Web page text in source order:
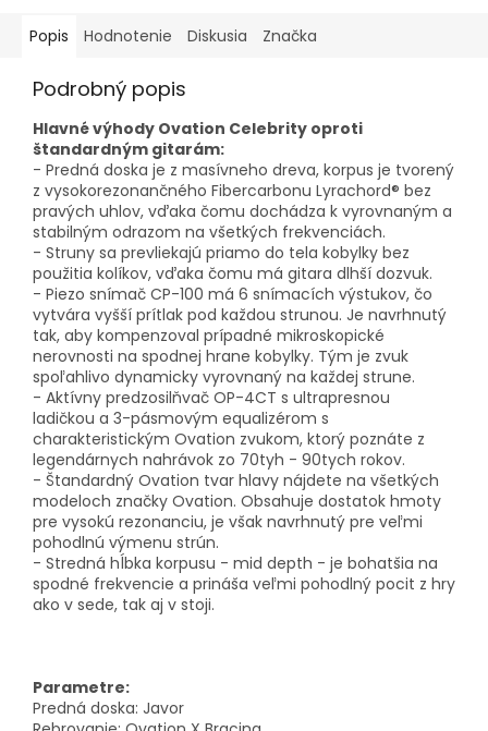
Popis Hodnotenie Diskusia Značka
Podrobný popis
Hlavné výhody Ovation Celebrity oproti
štandardným gitarám:
- Predná doska je z masívneho dreva, korpus je tvorený
z vysokorezonančného Fibercarbonu Lyrachord® bez
pravých uhlov, vďaka čomu dochádza k vyrovnaným a
stabilným odrazom na všetkých frekvenciách.
- Struny sa prevliekajú priamo do tela kobylky bez
použitia kolíkov, vďaka čomu má gitara dlhší dozvuk.
- Piezo snímač CP-100 má 6 snímacích výstukov, čo
vytvára vyšší prítlak pod každou strunou. Je navrhnutý
tak, aby kompenzoval prípadné mikroskopické
nerovnosti na spodnej hrane kobylky. Tým je zvuk
spoľahlivo dynamicky vyrovnaný na každej strune.
- Aktívny predzosilňvač OP-4CT s ultrapresnou
ladičkou a 3-pásmovým equalizérom s
charakteristickým Ovation zvukom, ktorý poznáte z
legendárnych nahrávok zo 70tyh - 90tych rokov.
- Štandardný Ovation tvar hlavy nájdete na všetkých
modeloch značky Ovation. Obsahuje dostatok hmoty
pre vysokú rezonanciu, je však navrhnutý pre veľmi
pohodlnú výmenu strún.
- Stredná hĺbka korpusu - mid depth - je bohatšia na
spodné frekvencie a prináša veľmi pohodlný pocit z hry
ako v sede, tak aj v stoji.
Parametre:
Predná doska: Javor